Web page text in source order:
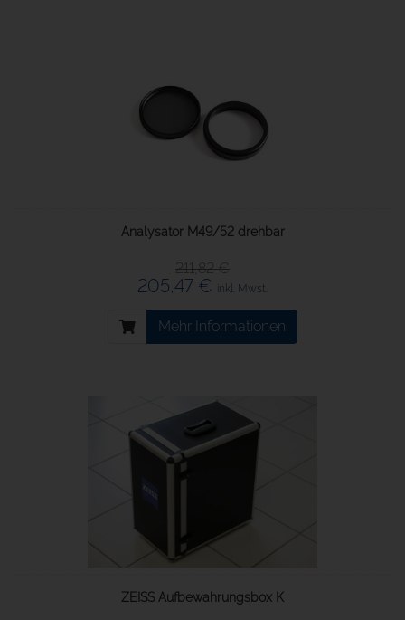
Analysator M49/52 drehbar
211,82 €
205,47 € inkl. Mwst.
Mehr Informationen
ZEISS Aufbewahrungsbox K